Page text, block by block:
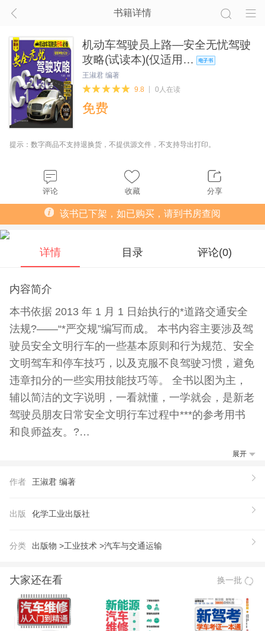
书籍详情
机动车驾驶员上路—安全无忧驾驶
攻略(试读本)(仅适用…
王淑君 编著
9.8
0人在读
免费
提示：数字商品不支持退换货，不提供源文件，不支持导出打印。
评论 收藏 分享
该书已下架，如已购买，请到书房查阅
详情 目录 评论(0)
内容简介
本书依据 2013 年 1 月 1 日始执行的*道路交通安全
法规?——“*严交规”编写而成。 本书内容主要涉及驾
驶员安全文明行车的一些基本原则和行为规范、安全
文明驾车和停车技巧，以及克服不良驾驶习惯，避免
违章扣分的一些实用技能技巧等。 全书以图为主，
辅以简洁的文字说明，一看就懂，一学就会，是新老
驾驶员朋友日常安全文明行车过程中***的参考用书
和良师益友。?
颖实用，有助于驾驶员朋友提高安全文明驾驶意识，
懂，一学就会。 3.采用全新的大24本、全彩色印
展开
作者 王淑君 编著
出版 化学工业出版社
分类 出版物 >工业技术 >汽车与交通运输
大家还在看 换一批